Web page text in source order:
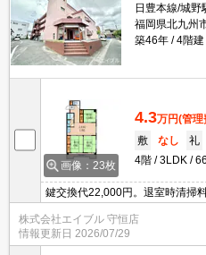
日豊本線/城野
福岡県北九州
築46年
4階建
画像：23枚
4.3万円(管理
敷
なし 礼
4階
3LDK
鍵交換代22,000円。退室時清掃
金1ヵ月分増。小型犬1匹又は猫1
株式会社エイブル 守恒店
情報更新日 2026/07/29